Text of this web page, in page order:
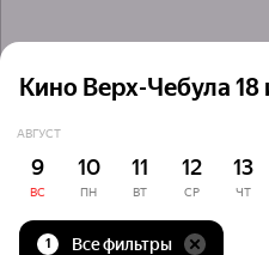
Кино Верх-Чебула 18
АВГУСТ
9
ВС
10
ПН
11
ВТ
12
СР
13
ЧТ
1 Все фильтры